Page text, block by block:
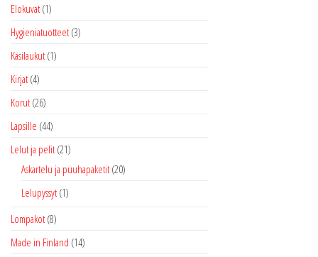
Elokuvat (1)
Hygieniatuotteet (3)
Käsilaukut (1)
Kirjat (4)
Korut (26)
Lapsille (44)
Lelut ja pelit (21)
Askartelu ja puuhapaketit (20)
Lelupyssyt (1)
Lompakot (8)
Made in Finland (14)